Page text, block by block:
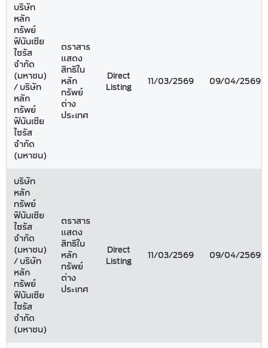
บริษัท
หลัก
ทรัพย์
ฟินันเซีย
ไซรัส
จำกัด
(มหาชน)
/ บริษัท
หลัก
ทรัพย์
ฟินันเซีย
ไซรัส
จำกัด
(มหาชน)
ตราสาร
แสดง
สิทธิใน
หลัก
ทรัพย์
ต่าง
ประเทศ
Direct
Listing
11/03/2569 09/04/2569
บริษัท
หลัก
ทรัพย์
ฟินันเซีย
ไซรัส
จำกัด
(มหาชน)
/ บริษัท
หลัก
ทรัพย์
ฟินันเซีย
ไซรัส
จำกัด
(มหาชน)
ตราสาร
แสดง
สิทธิใน
หลัก
ทรัพย์
ต่าง
ประเทศ
Direct
Listing
11/03/2569 09/04/2569